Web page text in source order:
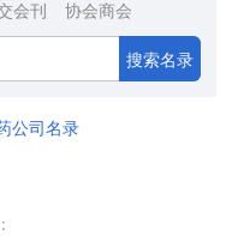
会刊 协会商会
搜索名录
公司名录